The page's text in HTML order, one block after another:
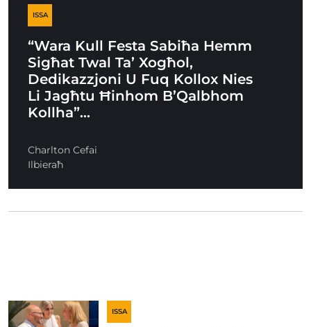
ISSA
“Wara Kull Festa Sabiħa Hemm
Sigħat Twal Ta’ Xogħol,
Dedikazzjoni U Fuq Kollox Nies
Li Jagħtu Ħinhom B’Qalbhom
Kollha”…
Charlton Cefai
Ilbieraħ
ISSA